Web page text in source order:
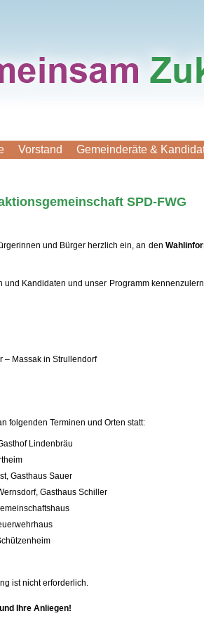
Vor­stand Ge­mein­de­rä­te &
SPD-FWG
und Bürger herz­lich ein, an den
Kan­di­da­ten und unser Pro­gramm
– Massak in Strul­len­dorf
fol­gen­den Ter­mi­nen und Orten statt:
Lin­den­bräu
Gast­haus Sauer
Gast­haus Schil­ler
ist nicht er­for­der­lich.
Ihre An­lie­gen!